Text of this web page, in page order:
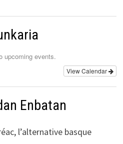
upcoming events.
View Calendar
Enbatan
l’alternative basque